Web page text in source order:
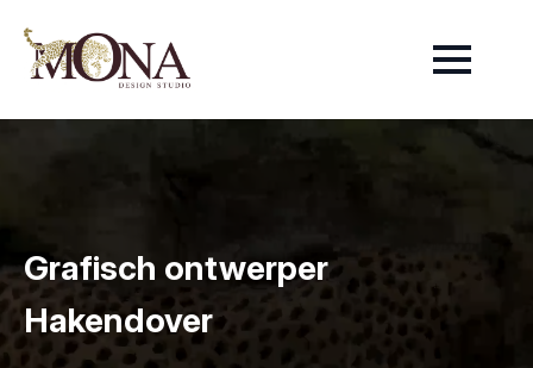
Grafisch ontwerper
Hakendover